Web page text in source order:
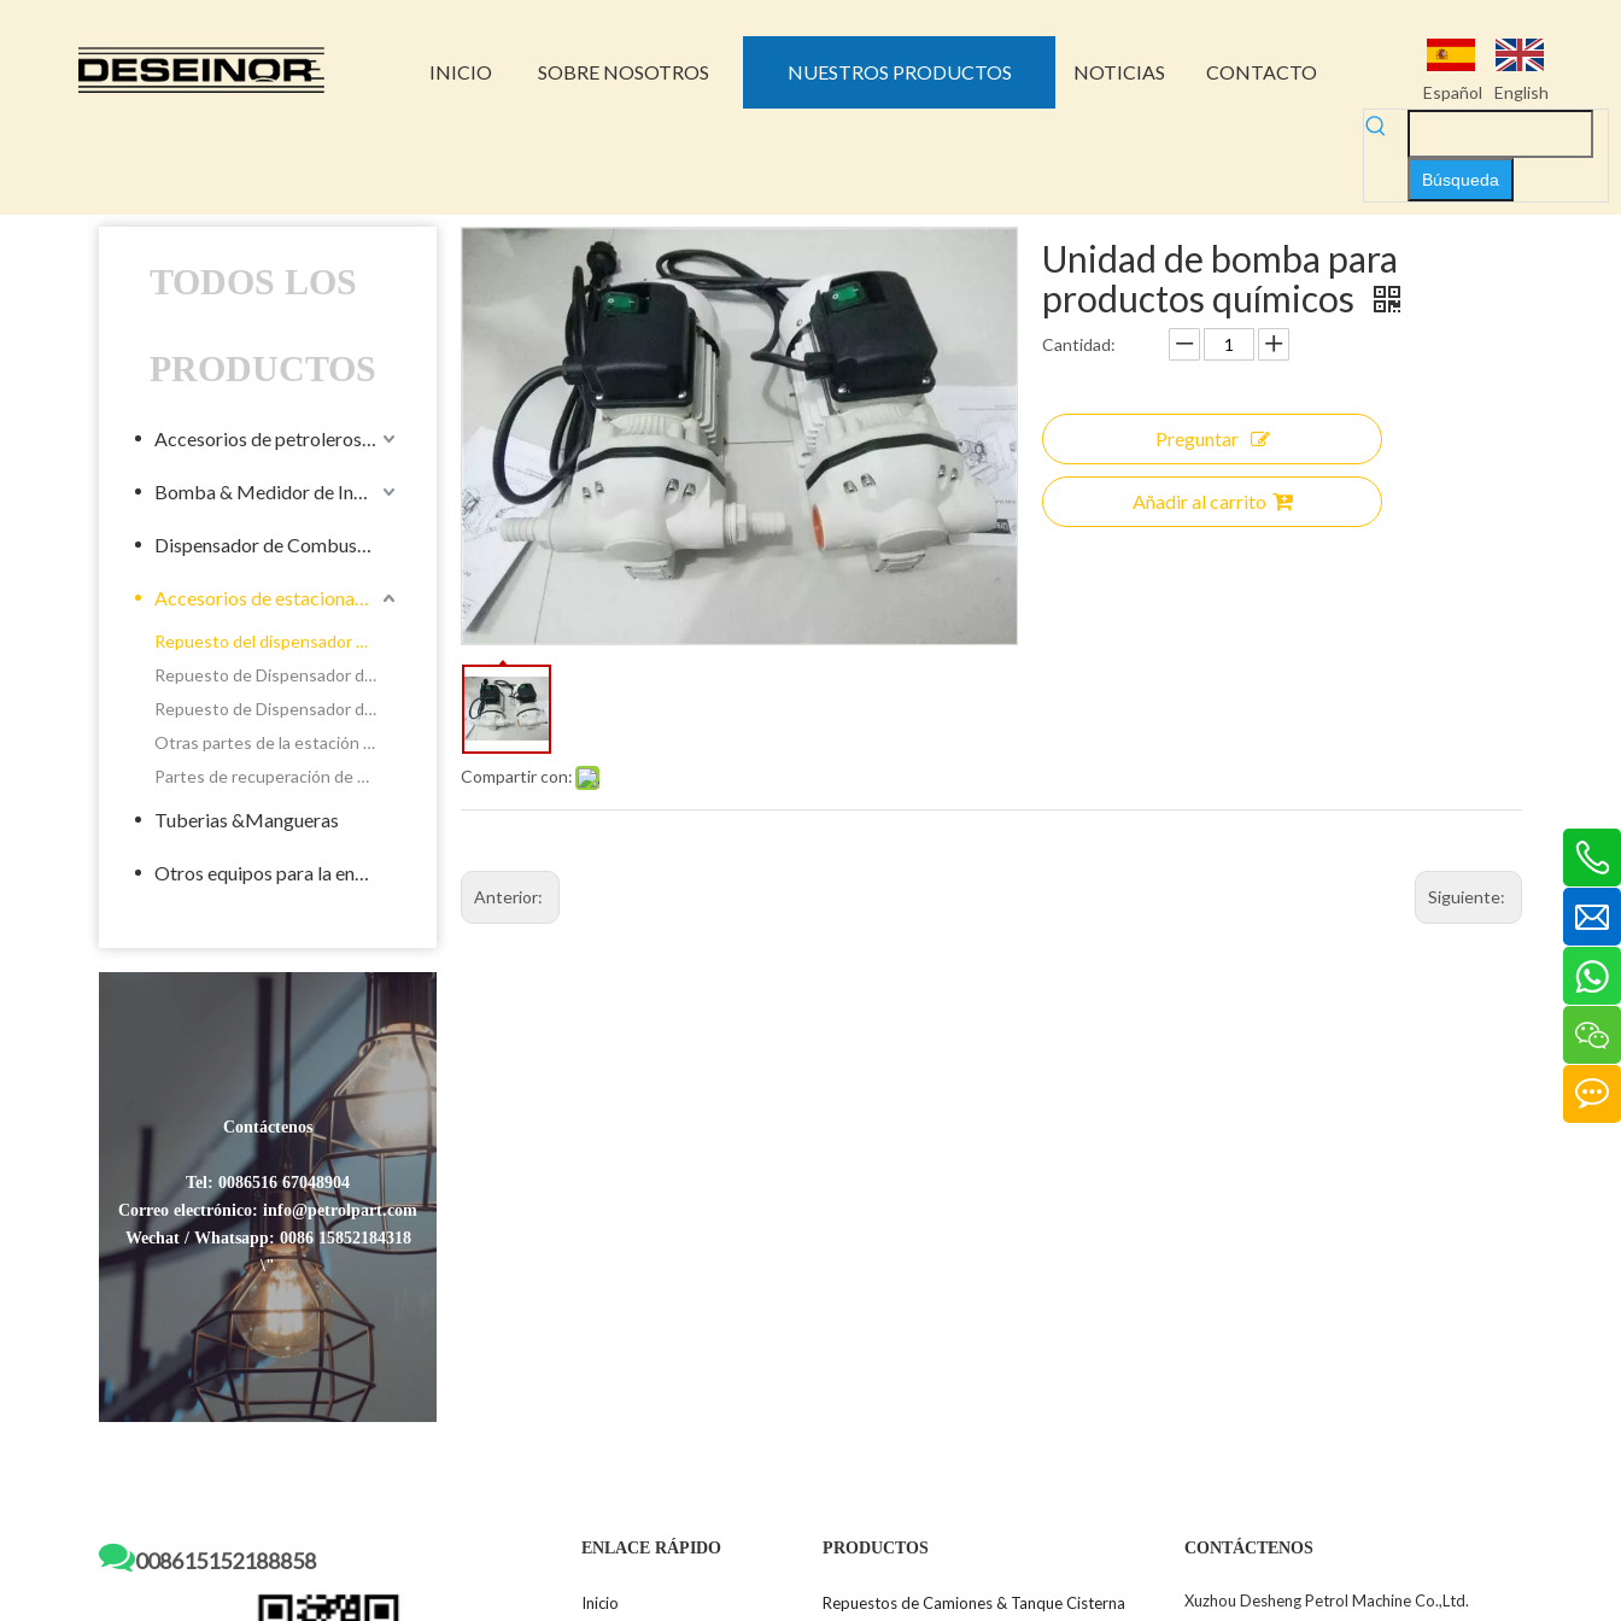
INICIO SOBRE NOSOTROS NUESTROS PRODUCTOS NOTICIAS CONTACTO
Español English
Búsqueda
TODOS LOS
PRODUCTOS
Accesorios de petroleros líquidos
Bomba & Medidor de Industrial
Dispensador de Combustible
Accesorios de estacionamiento de llenado
Repuesto del dispensador de químicos
Repuesto de Dispensador de Combustible
Repuesto de Dispensador de GLP
Otras partes de la estación de servicio
Partes de recuperación de vapor del dispensador
Tuberias &Mangueras
Otros equipos para la energía
Contáctenos
Tel: 0086516 67048904
Correo electrónico: info@petrolpart.com
Wechat / Whatsapp: 0086 15852184318
\"
Compartir con:
Unidad de bomba para
productos químicos
Cantidad:
Preguntar
Añadir al carrito
Anterior: Siguiente:
008615152188858 ENLACE RÁPIDO
Inicio
PRODUCTOS
Repuestos de Camiones & Tanque Cisterna
CONTÁCTENOS
Xuzhou Desheng Petrol Machine Co.,Ltd.